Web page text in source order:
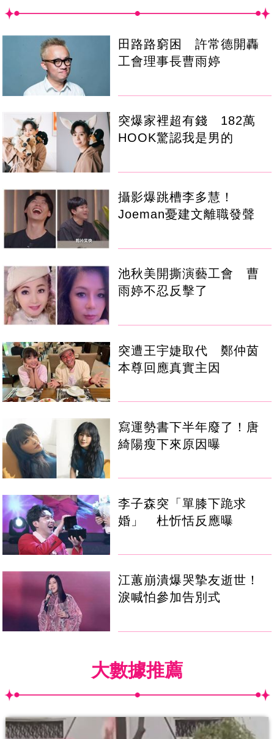
田路路窮困 許常德開轟
工會理事長曹雨婷
突爆家裡超有錢 182萬
HOOK驚認我是男的
攝影爆跳槽李多慧！
Joeman憂建文離職發聲
池秋美開撕演藝工會 曹
雨婷不忍反擊了
突遭王宇婕取代 鄭仲茵
本尊回應真實主因
寫運勢書下半年廢了！唐
綺陽瘦下來原因曝
李子森突「單膝下跪求
婚」 杜忻恬反應曝
江蕙崩潰爆哭摯友逝世！
淚喊怕參加告別式
大數據推薦